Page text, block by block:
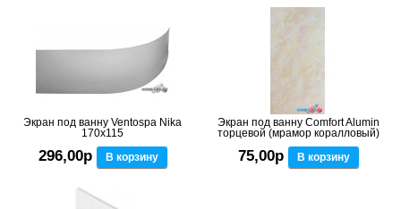
Экран под ванну Ventospa Nika
170x115
296,00р В корзину
Экран под ванну Comfort Alumin
торцевой (мрамор коралловый)
75,00р В корзину